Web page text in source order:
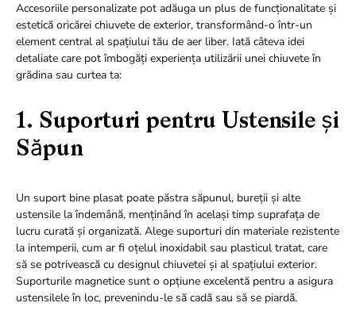
Accesoriile personalizate pot adăuga un plus de funcționalitate și
estetică oricărei chiuvete de exterior, transformând-o într-un
element central al spațiului tău de aer liber. Iată câteva idei
detaliate care pot îmbogăți experiența utilizării unei chiuvete în
grădina sau curtea ta:
1. Suporturi pentru Ustensile și
Săpun
Un suport bine plasat poate păstra săpunul, bureții și alte
ustensile la îndemână, menținând în același timp suprafața de
lucru curată și organizată. Alege suporturi din materiale rezistente
la intemperii, cum ar fi oțelul inoxidabil sau plasticul tratat, care
să se potrivească cu designul chiuvetei și al spațiului exterior.
Suporturile magnetice sunt o opțiune excelentă pentru a asigura
ustensilele în loc, prevenindu-le să cadă sau să se piardă.